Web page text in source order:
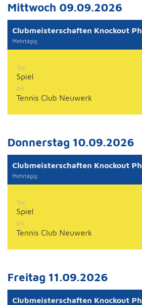
Mittwoch 09.09.2026
Clubmeisterschaften Knockout
Mehrtägig
Typ
Spiel
Ort
Tennis Club Neuwerk
Donnerstag 10.09.2026
Clubmeisterschaften Knockout
Mehrtägig
Typ
Spiel
Ort
Tennis Club Neuwerk
Freitag 11.09.2026
Clubmeisterschaften Knockout